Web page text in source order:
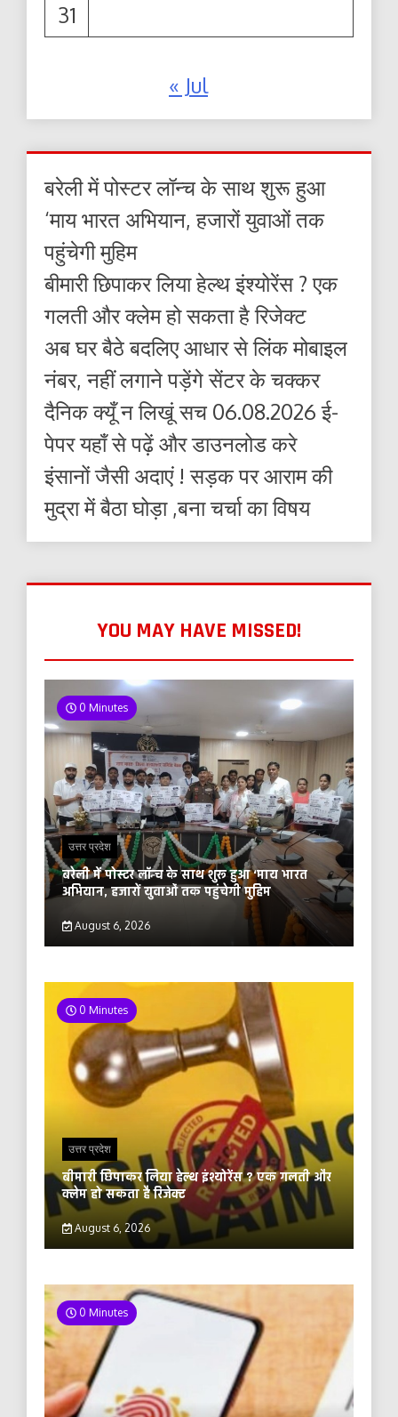
31
« Jul
बरेली में पोस्टर लॉन्च के साथ शुरू हुआ
‘माय भारत अभियान, हजारों युवाओं तक
पहुंचेगी मुहिम
बीमारी छिपाकर लिया हेल्थ इंश्योरेंस ? एक
गलती और क्लेम हो सकता है रिजेक्ट
अब घर बैठे बदलिए आधार से लिंक मोबाइल
नंबर, नहीं लगाने पड़ेंगे सेंटर के चक्कर
दैनिक क्यूँ न लिखूं सच 06.08.2026 ई-
पेपर यहाँ से पढ़ें और डाउनलोड करे
इंसानों जैसी अदाएं ! सड़क पर आराम की
मुद्रा में बैठा घोड़ा ,बना चर्चा का विषय
YOU MAY HAVE MISSED!
0 Minutes
उत्तर प्रदेश
बरेली में पोस्टर लॉन्च के साथ शुरू हुआ ‘माय भारत
अभियान, हजारों युवाओं तक पहुंचेगी मुहिम
August 6, 2026
0 Minutes
उत्तर प्रदेश
बीमारी छिपाकर लिया हेल्थ इंश्योरेंस ? एक गलती और
क्लेम हो सकता है रिजेक्ट
August 6, 2026
0 Minutes